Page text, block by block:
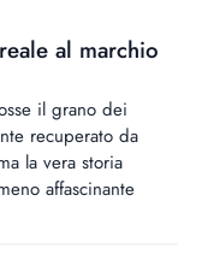
al marchio
il grano dei
recuperato da
la vera storia
affascinante